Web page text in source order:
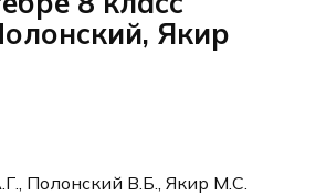
Якир
Полонский В.Б., Якир М.С.